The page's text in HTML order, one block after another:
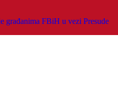
građanima FBiH u vezi Presude